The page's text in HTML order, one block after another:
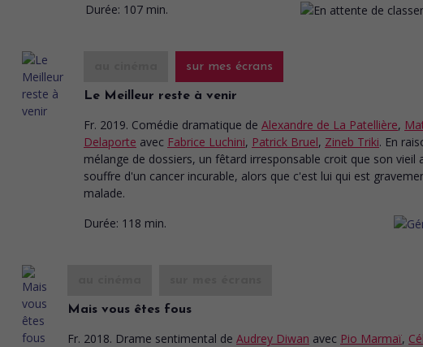
Durée: 107 min.
sur mes écrans
Le Meilleur reste à venir
Fr. 2019. Comédie dramatique de Alexandre de La Patellière,
Delaporte avec Fabrice Luchini, Patrick Bruel, Zineb Triki. En
mélange de dossiers, un fêtard irresponsable croit que son vieil
souffre d'un cancer incurable, alors que c'est lui qui est
malade.
Durée: 118 min.
Mais vous êtes fous
Fr. 2018. Drame sentimental de Audrey Diwan avec Pio Marmaï,